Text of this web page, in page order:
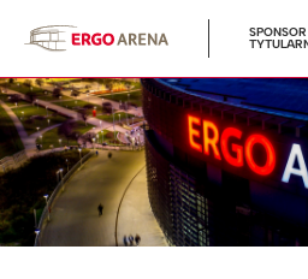
SPONSOR